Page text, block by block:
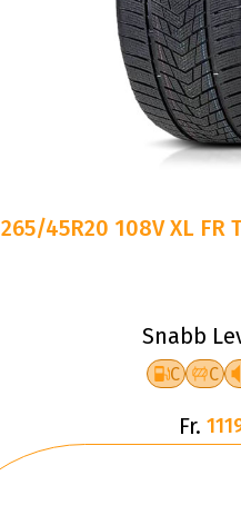
265/45R20 108V XL FR
Snabb
C C
Fr.